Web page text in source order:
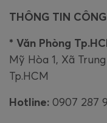
THÔNG TIN
* Văn Phòng
Mỹ Hòa 1, Xã
Tp.HCM
Hotline: 0907 287